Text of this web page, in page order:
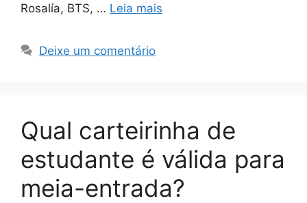
Rosalía, BTS, … Leia mais
Deixe um comentário
Qual carteirinha de
estudante é válida para
meia-entrada?